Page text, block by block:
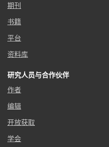
期刊
书籍
平台
资料库
研究人员与合作伙伴
作者
编辑
开放获取
学会